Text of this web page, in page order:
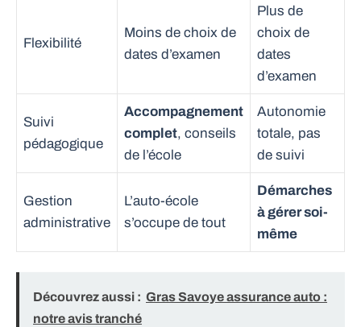
Flexibilité
Moins de choix de
dates d’examen
Plus de
choix de
dates
d’examen
Suivi
pédagogique
Accompagnement
complet, conseils
de l’école
Autonomie
totale, pas
de suivi
Gestion
administrative
L’auto-école
s’occupe de tout
Démarches
à gérer soi-
même
Découvrez aussi : Gras Savoye assurance auto :
notre avis tranché